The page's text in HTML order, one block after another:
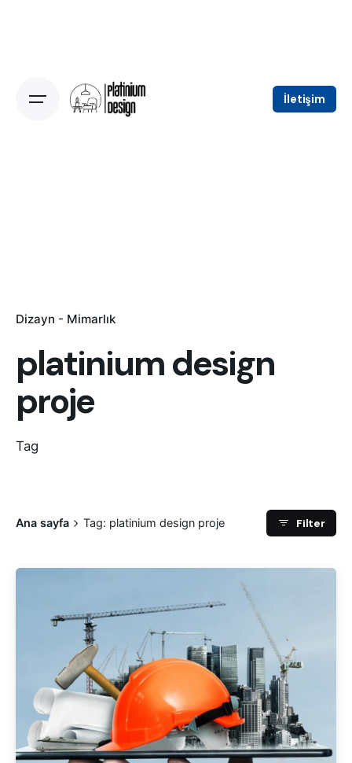
İletişim
Dizayn - Mimarlık
platinium design
proje
Tag
Ana sayfa Tag: platinium design proje Filter